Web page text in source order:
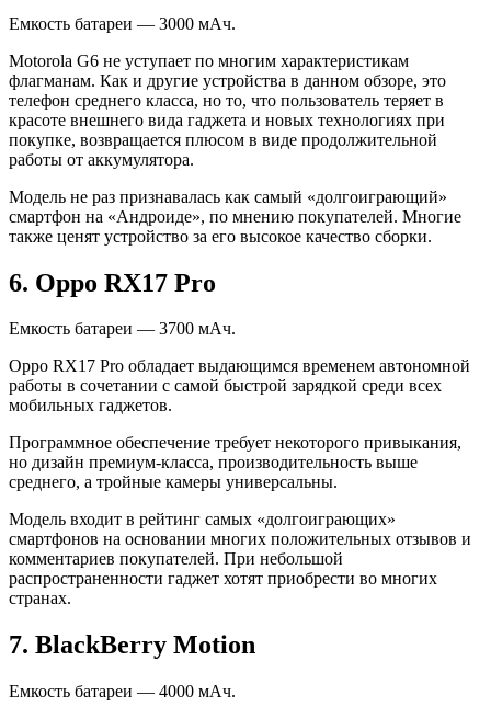
Емкость батареи — 3000 мАч.
Motorola G6 не уступает по многим характеристикам
флагманам. Как и другие устройства в данном обзоре, это
телефон среднего класса, но то, что пользователь теряет в
красоте внешнего вида гаджета и новых технологиях при
покупке, возвращается плюсом в виде продолжительной
работы от аккумулятора.
Модель не раз признавалась как самый «долгоиграющий»
смартфон на «Андроиде», по мнению покупателей. Многие
также ценят устройство за его высокое качество сборки.
6. Oppo RX17 Pro
Емкость батареи — 3700 мАч.
Oppo RX17 Pro обладает выдающимся временем автономной
работы в сочетании с самой быстрой зарядкой среди всех
мобильных гаджетов.
Программное обеспечение требует некоторого привыкания,
но дизайн премиум-класса, производительность выше
среднего, а тройные камеры универсальны.
Модель входит в рейтинг самых «долгоиграющих»
смартфонов на основании многих положительных отзывов и
комментариев покупателей. При небольшой
распространенности гаджет хотят приобрести во многих
странах.
7. BlackBerry Motion
Емкость батареи — 4000 мАч.